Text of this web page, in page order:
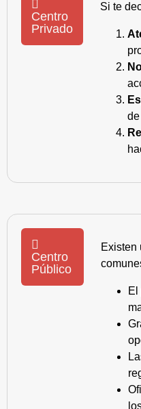
Centro
Privado
Si te
Centro
Público
Existen
El